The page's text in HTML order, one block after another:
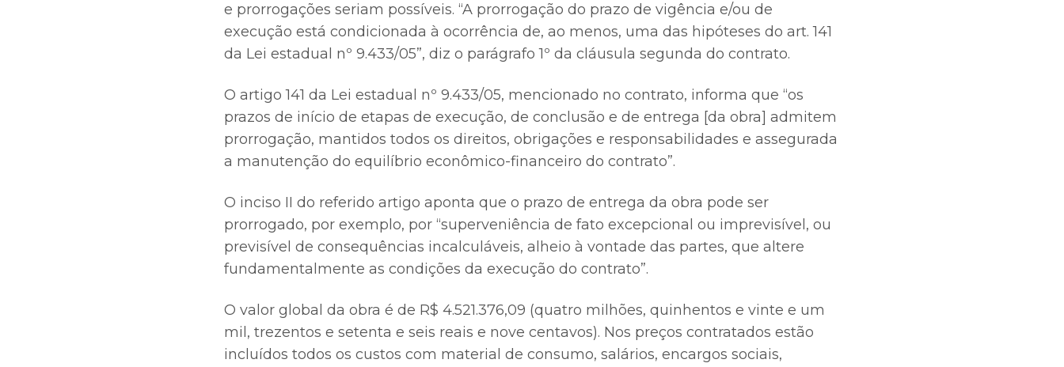
e prorrogações seriam possíveis. “A prorrogação do prazo de vigência e/ou de
execução está condicionada à ocorrência de, ao menos, uma das hipóteses do art. 141
da Lei estadual nº 9.433/05”, diz o parágrafo 1º da cláusula segunda do contrato.
O artigo 141 da Lei estadual nº 9.433/05, mencionado no contrato, informa que “os
prazos de início de etapas de execução, de conclusão e de entrega [da obra] admitem
prorrogação, mantidos todos os direitos, obrigações e responsabilidades e assegurada
a manutenção do equilíbrio econômico-financeiro do contrato”.
O inciso II do referido artigo aponta que o prazo de entrega da obra pode ser
prorrogado, por exemplo, por “superveniência de fato excepcional ou imprevisível, ou
previsível de consequências incalculáveis, alheio à vontade das partes, que altere
fundamentalmente as condições da execução do contrato”.
O valor global da obra é de R$ 4.521.376,09 (quatro milhões, quinhentos e vinte e um
mil, trezentos e setenta e seis reais e nove centavos). Nos preços contratados estão
incluídos todos os custos com material de consumo, salários, encargos sociais,